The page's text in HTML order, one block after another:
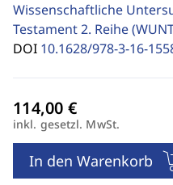
Wissenschaftliche
Testament 2. Reihe
DOI 10.1628/978-3-16-
inkl. gesetzl. MwSt.
In den Warenkorb